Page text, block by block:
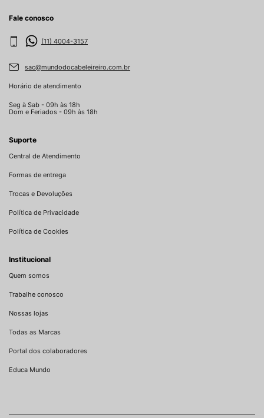
Fale conosco
(11) 4004-3157
sac@mundodocabeleireiro.com.br
Horário de atendimento
Seg à Sab - 09h às 18h
Dom e Feriados - 09h às 18h
Suporte
Central de Atendimento
Formas de entrega
Trocas e Devoluções
Política de Privacidade
Política de Cookies
Institucional
Quem somos
Trabalhe conosco
Nossas lojas
Todas as Marcas
Portal dos colaboradores
Educa Mundo